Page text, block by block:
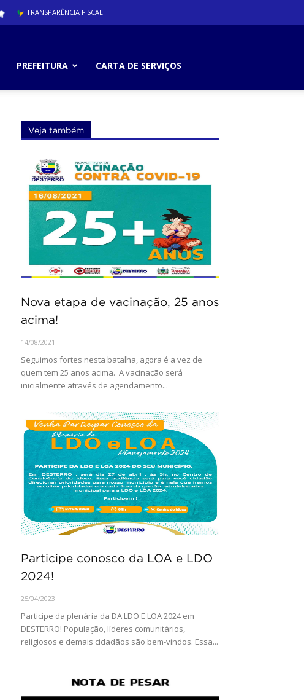
TRANSPARÊNCIA FISCAL
PREFEITURA CARTA DE SERVIÇOS
Veja também
Nova etapa de vacinação, 25 anos
acima!
14/08/2021
Seguimos fortes nesta batalha, agora é a vez de
quem tem 25 anos acima. A vacinação será
inicialmente através de agendamento...
Participe conosco da LOA e LDO
2024!
25/04/2023
Participe da plenária da DA LDO E LOA 2024 em
DESTERRO! População, líderes comunitários,
religiosos e demais cidadãos são bem-vindos. Essa...